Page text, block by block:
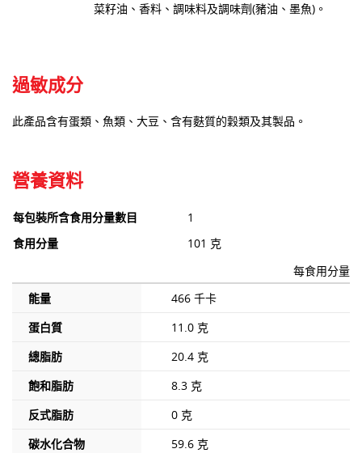
菜籽油、香料、調味料及調味劑(豬油、墨魚)。
過敏成分
此產品含有蛋類、魚類、大豆、含有麩質的穀類及其製品。
營養資料
每包裝所含食用分量數目
1
食用分量
101 克
每食用分量
能量
466 千卡
蛋白質
11.0 克
總脂肪
20.4 克
飽和脂肪
8.3 克
反式脂肪
0 克
碳水化合物
59.6 克